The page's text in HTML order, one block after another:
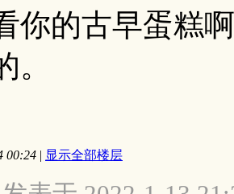
你的古早蛋糕
00:24 | 显示全部楼层